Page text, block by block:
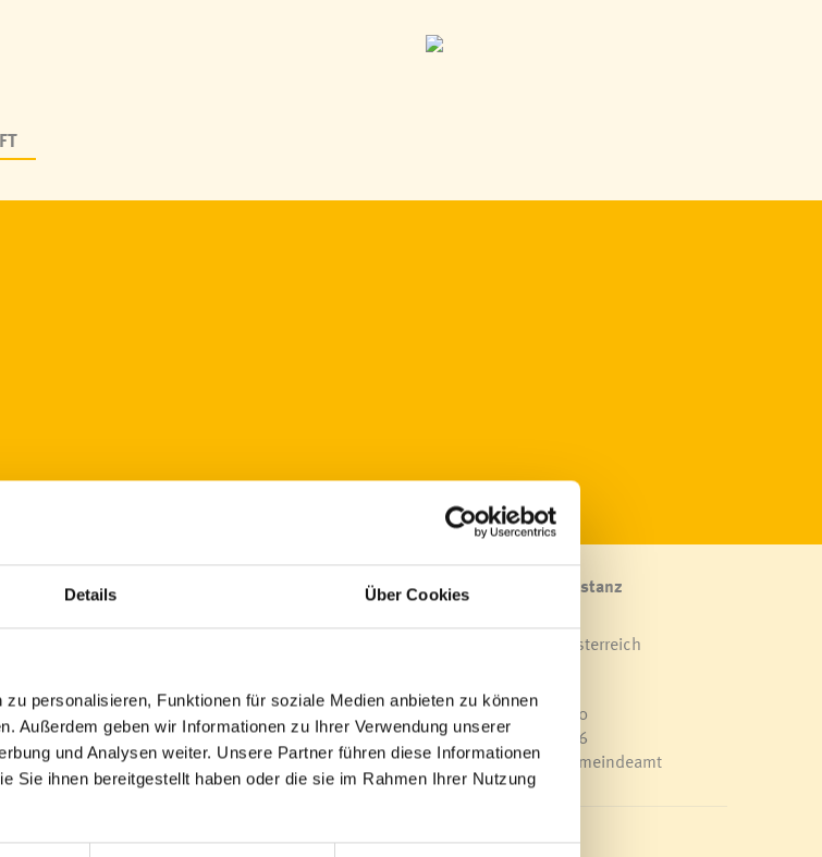
Details Über Cookies
personalisieren, Funktionen für soziale Medien anbieten zu können
Außerdem geben wir Informationen zu Ihrer Verwendung unserer
und Analysen weiter. Unsere Partner führen diese Informationen
Sie ihnen bereitgestellt haben oder die sie im Rahmen Ihrer Nutzung
22. September 2016 online abrufbar.
Marktgemeinde Frastanz
A-6820 Frastanz, Österreich
T0043 5522 51534-0
F 0043 5522 51534-6
E-Mail an das Gemeindeamt
Schnellzugriff